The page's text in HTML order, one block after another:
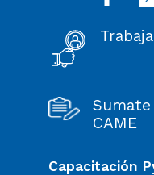
CAME
Capacitación